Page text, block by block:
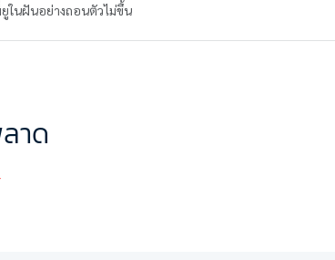
ในฝันอย่างถอนตัวไม่ขึ้น
าด